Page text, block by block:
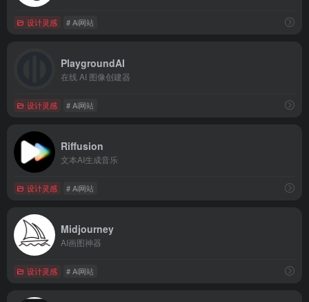
设计灵感 # Ai网站
PlaygroundAI
在线 AI 图像创建器
设计灵感 # Ai网站
Riffusion
文本AI生成音乐
设计灵感 # Ai网站
Midjourney
AI画图神器
设计灵感 # Ai网站